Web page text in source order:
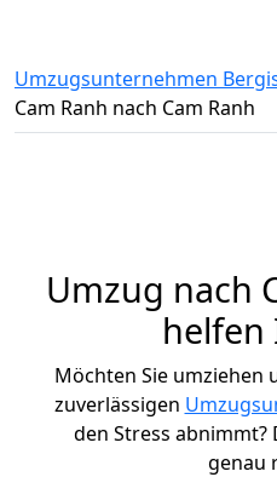
Umzugsunternehmen
Cam Ranh nach Cam Ranh
Umzug nach
helfen
Möchten Sie umziehen
zuverlässigen
den Stress abnimmt?
genau